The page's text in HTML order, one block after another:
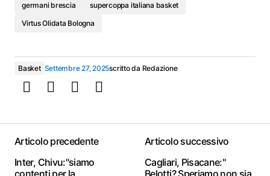
germani brescia
supercoppa italiana basket
Virtus Olidata Bologna
Basket Settembre 27, 2025scritto da Redazione
Articolo precedente
Inter, Chivu:"siamo
contenti per la
Articolo successivo
Cagliari, Pisacane:"
Belotti? Speriamo non sia